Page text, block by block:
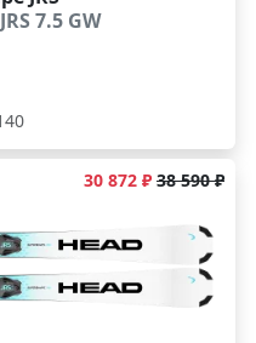
7.5 GW
30 872 ₽ 38 590 ₽